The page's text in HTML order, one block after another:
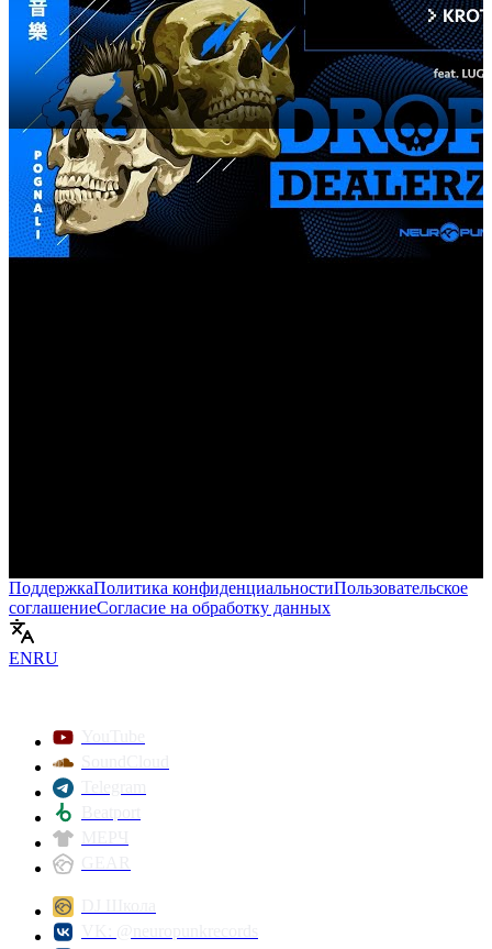
ПоддержкаПолитика конфиденциальностиПользовательское
соглашениеСогласие на обработку данных
ENRU